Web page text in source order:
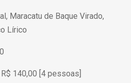
Maracatu de Baque Virado,
Lírico
140,00 [4 pessoas]